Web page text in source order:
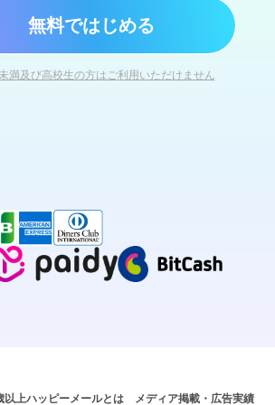
無料ではじめる
満及び高校生の方はご利用いただけません
以上ハッピーメールとは メディア掲載・広告実績